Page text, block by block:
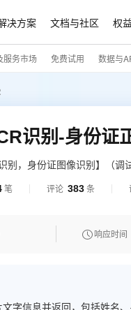
决方案 文档与社区 权
服务市场 免费试用 数据与
别，身份证图像识别】（
笔 评论 383 条
 响应时间
字信息并返回，包括姓名